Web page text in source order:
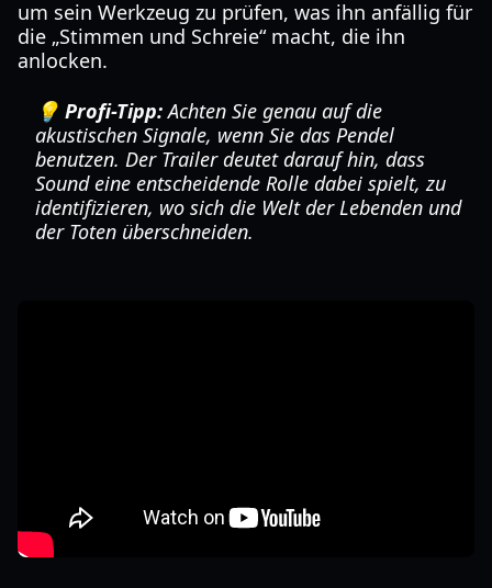
um sein Werkzeug zu prüfen, was ihn anfällig für
die „Stimmen und Schreie“ macht, die ihn
anlocken.
💡 Profi-Tipp:Achten Sie genau auf die
akustischen Signale, wenn Sie das Pendel
benutzen. Der Trailer deutet darauf hin, dass
Sound eine entscheidende Rolle dabei spielt, zu
identifizieren, wo sich die Welt der Lebenden und
der Toten überschneiden.